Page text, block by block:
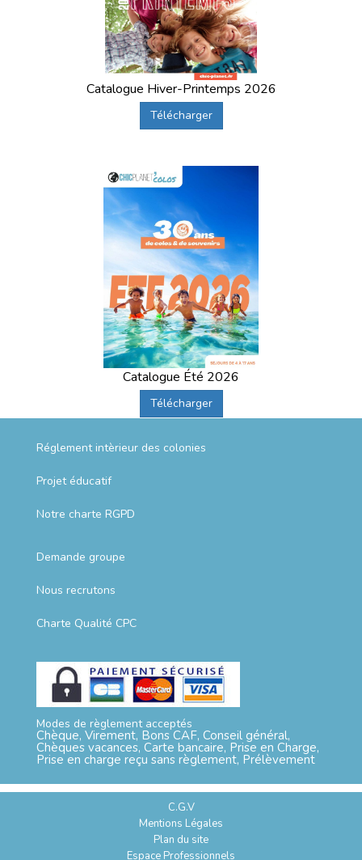
Catalogue Hiver-Printemps 2026
Télécharger
Catalogue Été 2026
Télécharger
Réglement intèrieur des colonies
Projet éducatif
Notre charte RGPD
Demande groupe
Nous recrutons
Charte Qualité CPC
Modes de règlement acceptés
Chèque, Virement, Bons CAF, Conseil général,
Chèques vacances, Carte bancaire, Prise en Charge,
Prise en charge reçu sans règlement, Prélèvement
C.G.V
Mentions Légales
Plan du site
Espace Professionnels